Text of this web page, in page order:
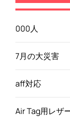
000人
7月の大災害
aff対応
Air Tag用レザ